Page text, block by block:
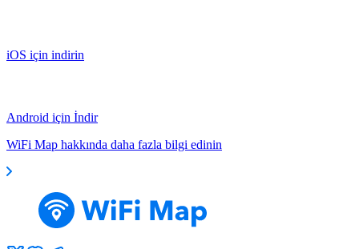
iOS için indirin
Android için İndir
WiFi Map hakkında daha fazla bilgi edinin